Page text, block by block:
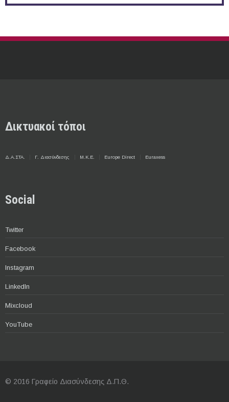
Δικτυακοί τόποι
Δ.Α.ΣΤΑ. Γ. Διασύνδεσης Μ.Κ.Ε. Europe Direct Euraxess
Social
Twitter
Facebook
Instagram
LinkedIn
Mixcloud
YouTube
© 2016 Γραφείο Διασύνδεσης Δ.Π.Θ.